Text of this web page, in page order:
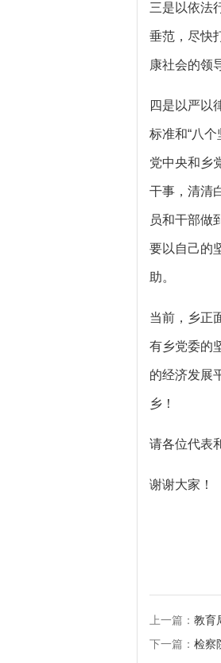
三是以依法
垂范，尽快
康社会的领
四是以严以
标准和“八
党中央和乡
干事，清清
员和干部做
要以自己的
助。
当前，乡正
有乡党委的
的经济发展
乡！
请各位代表
谢谢大家！
上一篇： 教育
下一篇： 检察